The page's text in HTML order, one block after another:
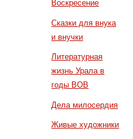
Воскресение
Сказки для внука
и внучки
Литературная
жизнь Урала в
годы ВОВ
Дела милосердия
Живые художники